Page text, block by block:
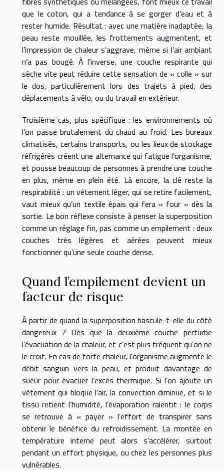
que le coton, qui a tendance à se gorger d’eau et à
rester humide. Résultat : avec une matière inadaptée, la
peau reste mouillée, les frottements augmentent, et
l’impression de chaleur s’aggrave, même si l’air ambiant
n’a pas bougé. À l’inverse, une couche respirante qui
sèche vite peut réduire cette sensation de « colle » sur
le dos, particulièrement lors des trajets à pied, des
déplacements à vélo, ou du travail en extérieur.
Troisième cas, plus spécifique : les environnements où
l’on passe brutalement du chaud au froid. Les bureaux
climatisés, certains transports, ou les lieux de stockage
réfrigérés créent une alternance qui fatigue l’organisme,
et pousse beaucoup de personnes à prendre une couche
en plus, même en plein été. Là encore, la clé reste la
respirabilité : un vêtement léger, qui se retire facilement,
vaut mieux qu’un textile épais qui fera « four » dès la
sortie. Le bon réflexe consiste à penser la superposition
comme un réglage fin, pas comme un empilement : deux
couches très légères et aérées peuvent mieux
fonctionner qu’une seule couche dense.
Quand l’empilement devient un
facteur de risque
À partir de quand la superposition bascule-t-elle du côté
dangereux ? Dès que la deuxième couche perturbe
l’évacuation de la chaleur, et c’est plus fréquent qu’on ne
le croit. En cas de forte chaleur, l’organisme augmente le
débit sanguin vers la peau, et produit davantage de
sueur pour évacuer l’excès thermique. Si l’on ajoute un
vêtement qui bloque l’air, la convection diminue, et si le
tissu retient l’humidité, l’évaporation ralentit : le corps
se retrouve à « payer » l’effort de transpirer sans
obtenir le bénéfice du refroidissement. La montée en
température interne peut alors s’accélérer, surtout
pendant un effort physique, ou chez les personnes plus
vulnérables.